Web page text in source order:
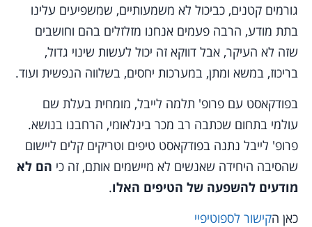
גורמים קטנים, כביכול לא משמעותיים, שמשפיעים עלינו
בתת מודע, הרבה פעמים אנחנו מזלזלים בהם וחושבים
שזה לא העיקר, אבל דווקא זה יכול לעשות שינוי גדול,
בריכוז, במשא ומתן, במערכות יחסים, בשלווה הנפשית ועוד.
בפודקאסט עם פרופ' תלמה לייבל, מומחית בעלת שם
עולמי בתחום שכתבה רב מכר בינלאומי, הרחבנו בנושא.
פרופ' לייבל נתנה בפודקאסט טיפים וטריקים קלים ליישום
שהסיבה היחידה שאנשים לא מיישמים אותם, זה כי הם לא
מודעים להשפעה של הטיפים האלו.
כאן הקישור לספוטיפיי